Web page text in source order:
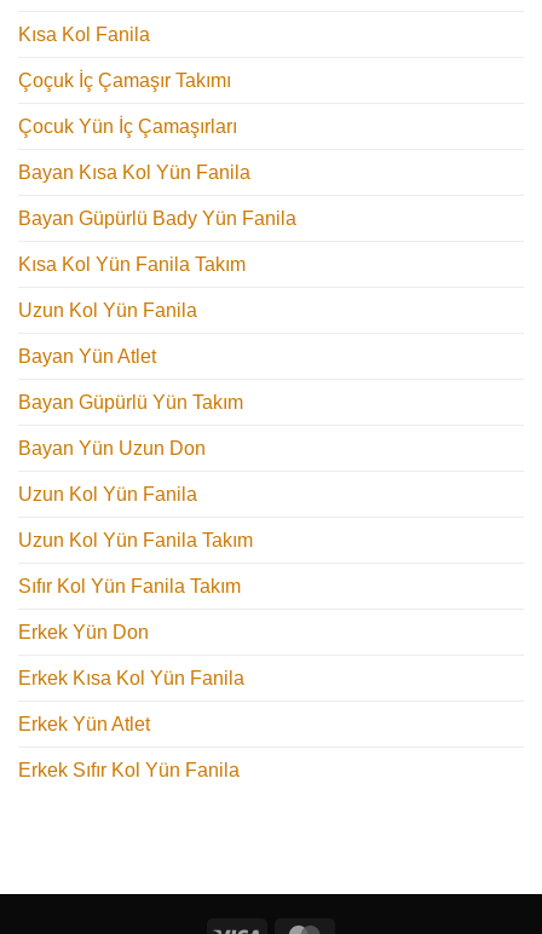
Kısa Kol Fanila
Çoçuk İç Çamaşır Takımı
Çocuk Yün İç Çamaşırları
Bayan Kısa Kol Yün Fanila
Bayan Güpürlü Bady Yün Fanila
Kısa Kol Yün Fanila Takım
Uzun Kol Yün Fanila
Bayan Yün Atlet
Bayan Güpürlü Yün Takım
Bayan Yün Uzun Don
Uzun Kol Yün Fanila
Uzun Kol Yün Fanila Takım
Sıfır Kol Yün Fanila Takım
Erkek Yün Don
Erkek Kısa Kol Yün Fanila
Erkek Yün Atlet
Erkek Sıfır Kol Yün Fanila